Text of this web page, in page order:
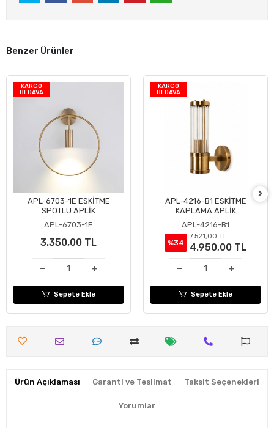
Benzer Ürünler
KARGO
BEDAVA
Sepete Ekle
APL-6703-1E ESKİTME
SPOTLU APLİK
APL-6703-1E
3.350,00 TL
Sepete Ekle
KARGO
BEDAVA
Sepete Ekle
APL-4216-B1 ESKİTME
KAPLAMA APLİK
APL-4216-B1
%34
7.521,00 TL
4.950,00 TL
Sepete Ekle
Ürün Açıklaması Garanti ve Teslimat Taksit Seçenekleri
Yorumlar